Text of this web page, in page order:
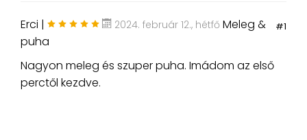
#1
Erci | 2024. február 12., hétfő Meleg &
puha
Nagyon meleg és szuper puha. Imádom az első
perctől kezdve.